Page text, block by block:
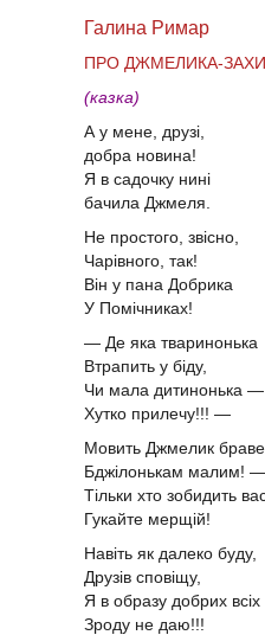
Галина Римар
ПРО ДЖМЕЛИКА-
(казка)
А у мене, друзі,
добра новина!
Я в садочку нині
бачила Джмеля.
Не простого, звісно,
Чарівного, так!
Він у пана Добрика
У Помічниках!
— Де яка тваринонька
Втрапить у біду,
Чи мала дитинонька —
Хутко прилечу!!! —
Мовить Джмелик
Бджілонькам малим! —
Тільки хто зобидить
Гукайте мерщій!
Навіть як далеко буду,
Друзів сповіщу,
Я в образу добрих всіх
Зроду не даю!!!